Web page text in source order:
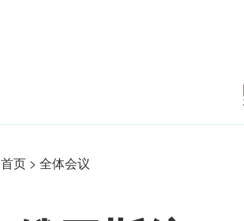
首页 > 全体会议